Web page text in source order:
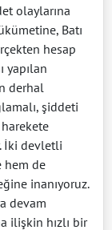
olaylarına
Batı
hesap
yapılan
derhal
şiddeti
İki devletli
hem de
inanıyoruz.
devam
ilişkin hızlı bir